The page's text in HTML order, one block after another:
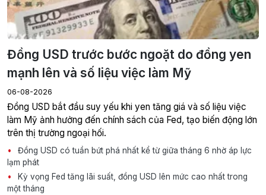
Đồng USD trước bước ngoặt do đồng yen
mạnh lên và số liệu việc làm Mỹ
06-08-2026
Đồng USD bắt đầu suy yếu khi yen tăng giá và số liệu việc
làm Mỹ ảnh hưởng đến chính sách của Fed, tạo biến động lớn
trên thị trường ngoại hối.
Đồng USD có tuần bứt phá nhất kể từ giữa tháng 6 nhờ áp lực
lạm phát
Kỳ vọng Fed tăng lãi suất, đồng USD lên mức cao nhất trong
một tháng